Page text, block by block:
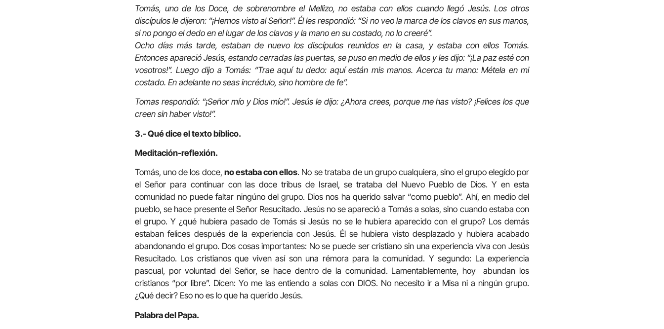
Tomás, uno de los Doce, de sobrenombre el Mellizo, no estaba con ellos cuando llegó Jesús. Los otros
discípulos le dijeron: “¡Hemos visto al Señor!”. Él les respondió: “Si no veo la marca de los clavos en sus manos,
si no pongo el dedo en el lugar de los clavos y la mano en su costado, no lo creeré”.
Ocho días más tarde, estaban de nuevo los discípulos reunidos en la casa, y estaba con ellos Tomás.
Entonces apareció Jesús, estando cerradas las puertas, se puso en medio de ellos y les dijo: “¡La paz esté con
vosotros!”. Luego dijo a Tomás: “Trae aquí tu dedo: aquí están mis manos. Acerca tu mano: Métela en mi
costado. En adelante no seas incrédulo, sino hombre de fe”.
Tomas respondió: “¡Señor mío y Dios mío!”. Jesús le dijo: ¿Ahora crees, porque me has visto? ¡Felices los que
creen sin haber visto!”.
3.- Qué dice el texto bíblico.
Meditación-reflexión.
Tomás, uno de los doce, no estaba con ellos. No se trataba de un grupo cualquiera, sino el grupo elegido por
el Señor para continuar con las doce tribus de Israel, se trataba del Nuevo Pueblo de Dios. Y en esta
comunidad no puede faltar ningúno del grupo. Dios nos ha querido salvar “como pueblo”. Ahí, en medio del
pueblo, se hace presente el Señor Resucitado. Jesús no se apareció a Tomás a solas, sino cuando estaba con
el grupo. Y ¿qué hubiera pasado de Tomás si Jesús no se le hubiera aparecido con el grupo? Los demás
estaban felices después de la experiencia con Jesús. Él se hubiera visto desplazado y hubiera acabado
abandonando el grupo. Dos cosas importantes: No se puede ser cristiano sin una experiencia viva con Jesús
Resucitado. Los cristianos que viven así son una rémora para la comunidad. Y segundo: La experiencia
pascual, por voluntad del Señor, se hace dentro de la comunidad. Lamentablemente, hoy abundan los
cristianos “por libre”. Dicen: Yo me las entiendo a solas con DIOS. No necesito ir a Misa ni a ningún grupo.
¿Qué decir? Eso no es lo que ha querido Jesús.
Palabra del Papa.